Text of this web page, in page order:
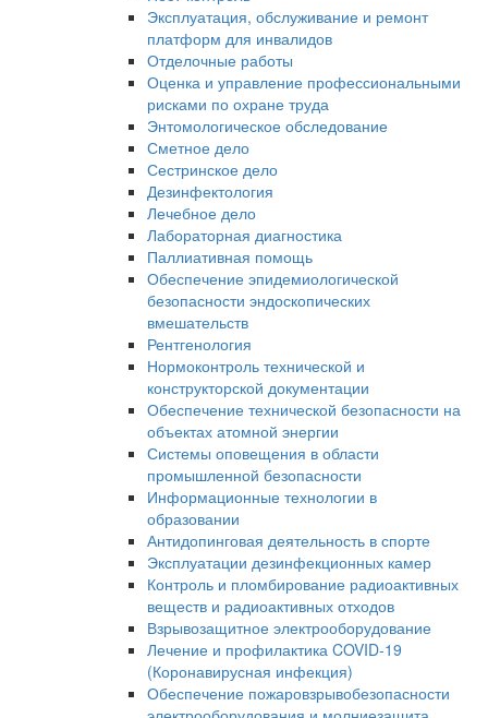
Эксплуатация, обслуживание и ремонт
платформ для инвалидов
Отделочные работы
Оценка и управление профессиональными
рисками по охране труда
Энтомологическое обследование
Сметное дело
Сестринское дело
Дезинфектология
Лечебное дело
Лабораторная диагностика
Паллиативная помощь
Обеспечение эпидемиологической
безопасности эндоскопических
вмешательств
Рентгенология
Нормоконтроль технической и
конструкторской документации
Обеспечение технической безопасности на
объектах атомной энергии
Системы оповещения в области
промышленной безопасности
Информационные технологии в
образовании
Антидопинговая деятельность в спорте
Эксплуатации дезинфекционных камер
Контроль и пломбирование радиоактивных
веществ и радиоактивных отходов
Взрывозащитное электрооборудование
Лечение и профилактика COVID-19
(Коронавирусная инфекция)
Обеспечение пожаровзрывобезопасности